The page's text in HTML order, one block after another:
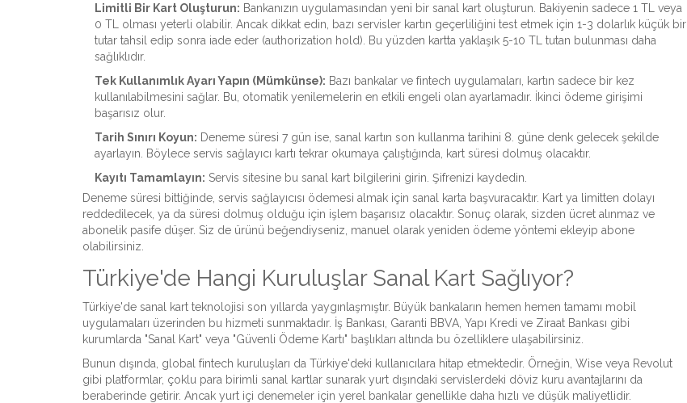
Limitli Bir Kart Oluşturun: Bankanızın uygulamasından yeni bir sanal kart oluşturun. Bakiyenin sadece 1 TL veya
0 TL olması yeterli olabilir. Ancak dikkat edin, bazı servisler kartın geçerliliğini test etmek için 1-3 dolarlık küçük bir
tutar tahsil edip sonra iade eder (authorization hold). Bu yüzden kartta yaklaşık 5-10 TL tutan bulunması daha
sağlıklıdır.
Tek Kullanımlık Ayarı Yapın (Mümkünse): Bazı bankalar ve fintech uygulamaları, kartın sadece bir kez
kullanılabilmesini sağlar. Bu, otomatik yenilemelerin en etkili engeli olan ayarlamadır. İkinci ödeme girişimi
başarısız olur.
Tarih Sınırı Koyun: Deneme süresi 7 gün ise, sanal kartın son kullanma tarihini 8. güne denk gelecek şekilde
ayarlayın. Böylece servis sağlayıcı kartı tekrar okumaya çalıştığında, kart süresi dolmuş olacaktır.
Kayıtı Tamamlayın: Servis sitesine bu sanal kart bilgilerini girin. Şifrenizi kaydedin.
Deneme süresi bittiğinde, servis sağlayıcısı ödemesi almak için sanal karta başvuracaktır. Kart ya limitten dolayı
reddedilecek, ya da süresi dolmuş olduğu için işlem başarısız olacaktır. Sonuç olarak, sizden ücret alınmaz ve
abonelik pasife düşer. Siz de ürünü beğendiyseniz, manuel olarak yeniden ödeme yöntemi ekleyip abone
olabilirsiniz.
Türkiye'de Hangi Kuruluşlar Sanal Kart Sağlıyor?
Türkiye'de sanal kart teknolojisi son yıllarda yaygınlaşmıştır. Büyük bankaların hemen hemen tamamı mobil
uygulamaları üzerinden bu hizmeti sunmaktadır. İş Bankası, Garanti BBVA, Yapı Kredi ve Ziraat Bankası gibi
kurumlarda "Sanal Kart" veya "Güvenli Ödeme Kartı" başlıkları altında bu özelliklere ulaşabilirsiniz.
Bunun dışında, global fintech kuruluşları da Türkiye'deki kullanıcılara hitap etmektedir. Örneğin, Wise veya Revolut
gibi platformlar, çoklu para birimli sanal kartlar sunarak yurt dışındaki servislerdeki döviz kuru avantajlarını da
beraberinde getirir. Ancak yurt içi denemeler için yerel bankalar genellikle daha hızlı ve düşük maliyetlidir.